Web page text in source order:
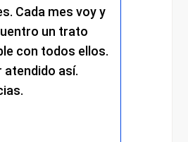
Cada mes voy y
un trato
con todos ellos.
atendido así.